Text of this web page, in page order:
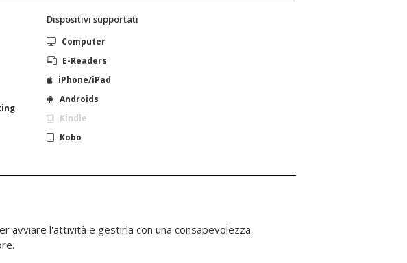
Dispositivi supportati
Computer
E-Readers
iPhone/iPad
Androids
Kindle
Kobo